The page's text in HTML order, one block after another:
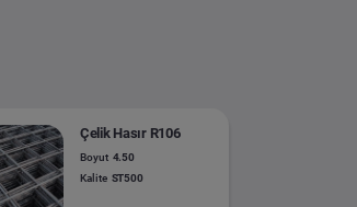
Çelik Hasır R106
Boyut 4.50
Kalite ST500